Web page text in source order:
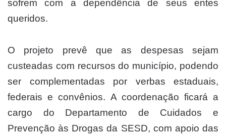
sofrem com a dependência de seus entes
queridos.
O projeto prevê que as despesas sejam
custeadas com recursos do município, podendo
ser complementadas por verbas estaduais,
federais e convênios. A coordenação ficará a
cargo do Departamento de Cuidados e
Prevenção às Drogas da SESD, com apoio das